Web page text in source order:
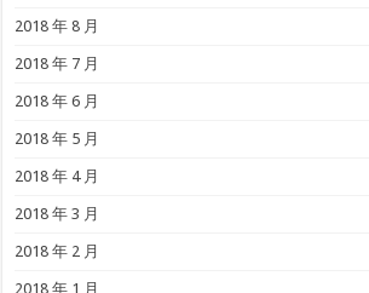
2018 年 8 月
2018 年 7 月
2018 年 6 月
2018 年 5 月
2018 年 4 月
2018 年 3 月
2018 年 2 月
2018 年 1 月